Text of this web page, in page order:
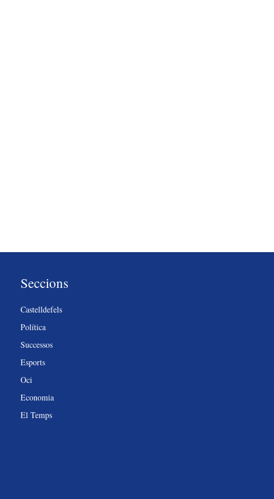
Seccions
Castelldefels
Política
Successos
Esports
Oci
Economia
El Temps